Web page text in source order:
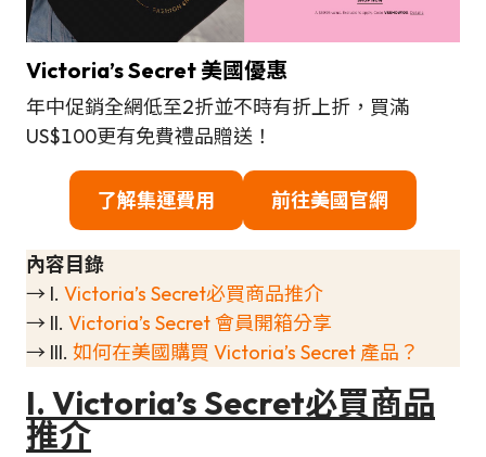
Victoria’s Secret 美國優惠
年中促銷全網低至2折並不時有折上折，買滿
US$100更有免費禮品贈送！
了解集運費用 前往美國官網
內容目錄
→ I. Victoria’s Secret必買商品推介
→ II. Victoria’s Secret 會員開箱分享
→ III. 如何在美國購買 Victoria’s Secret 產品？
I. Victoria’s Secret必買商品
推介